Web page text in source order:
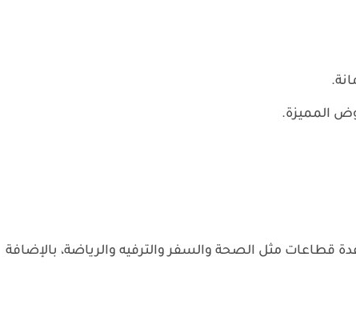
المميزة.
مثل الصحة والسفر والترفيه والرياضة، بالإضافة